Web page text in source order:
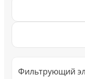
Фильтрующий